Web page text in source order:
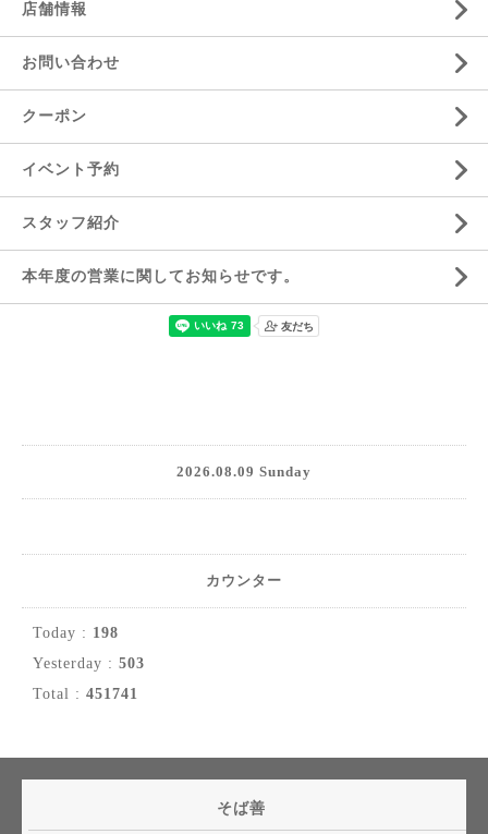
店舗情報
お問い合わせ
クーポン
イベント予約
スタッフ紹介
本年度の営業に関してお知らせです。
2026.08.09 Sunday
カウンター
Today : 198
Yesterday : 503
Total : 451741
そば善